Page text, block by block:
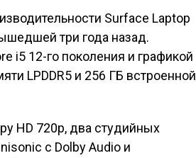
Surface Laptop
три года назад.
i5 12-го поколения и графикой
LPDDR5 и 256 ГБ встроенной
HD 720p, два студийных
с Dolby Audio и